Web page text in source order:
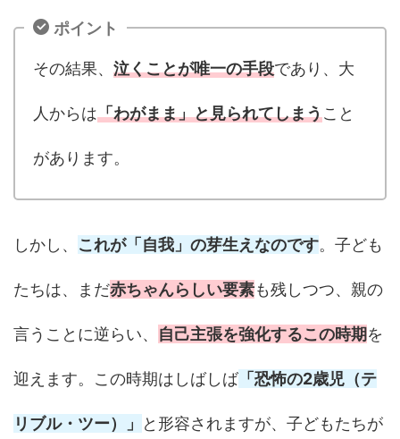
ポイント
その結果、 泣くことが唯一の手段であり、大
人からは「わがまま」と見られてしまうこと
があります。
しかし、 これが「自我」の芽生えなのです。子ども
たちは、まだ赤ちゃんらしい要素も残しつつ、親の
言うことに逆らい、 自己主張を強化するこの時期を
迎えます。この時期はしばしば 「恐怖の2歳児（テ
リブル・ツー）」 と形容されますが、子どもたちが